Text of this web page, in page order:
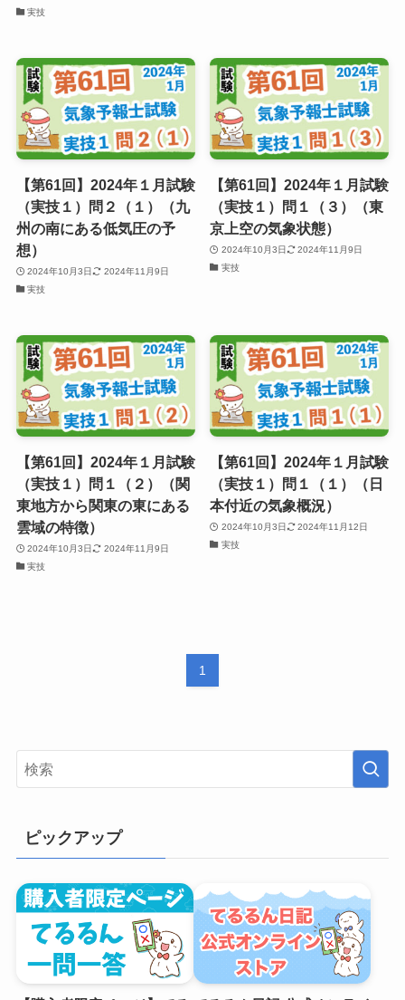
実技
【第61回】2024年１月試験
（実技１）問２（１）（九
州の南にある低気圧の予
想）
2024年10月3日
2024年11月9日
実技
【第61回】2024年１月試験
（実技１）問１（３）（東
京上空の気象状態）
2024年10月3日
2024年11月9日
実技
【第61回】2024年１月試験
（実技１）問１（２）（関
東地方から関東の東にある
雲域の特徴）
2024年10月3日
2024年11月9日
実技
【第61回】2024年１月試験
（実技１）問１（１）（日
本付近の気象概況）
2024年10月3日
2024年11月12日
実技
1
ピックアップ